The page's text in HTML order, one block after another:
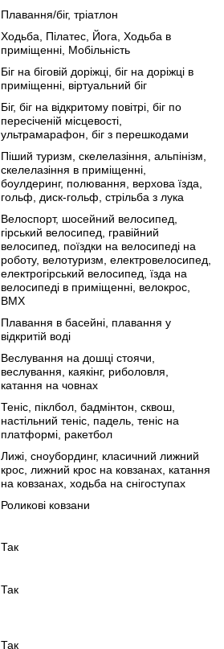
Плавання/біг, тріатлон
Ходьба, Пілатес, Йога, Ходьба в
приміщенні, Мобільність
Біг на біговій доріжці, біг на доріжці в
приміщенні, віртуальний біг
Біг, біг на відкритому повітрі, біг по
пересіченій місцевості,
ультрамарафон, біг з перешкодами
Піший туризм, скелелазіння, альпінізм,
скелелазіння в приміщенні,
боулдеринг, полювання, верхова їзда,
гольф, диск-гольф, стрільба з лука
Велоспорт, шосейний велосипед,
гірський велосипед, гравійний
велосипед, поїздки на велосипеді на
роботу, велотуризм, електровелосипед,
електрогірський велосипед, їзда на
велосипеді в приміщенні, велокрос,
BMX
Плавання в басейні, плавання у
відкритій воді
Веслування на дошці стоячи,
веслування, каякінг, риболовля,
катання на човнах
Теніс, піклбол, бадмінтон, сквош,
настільний теніс, падель, теніс на
платформі, ракетбол
Лижі, сноубординг, класичний лижний
крос, лижний крос на ковзанах, катання
на ковзанах, ходьба на снігоступах
Роликові ковзани
Так
Так
Так